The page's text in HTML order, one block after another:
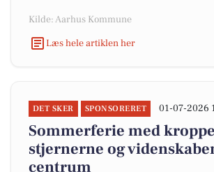
Kilde: Aarhus Kommune
Læs hele artiklen her
DET SKER SPONSORERET 01-07-2026
Sommerferie med
stjernerne og
centrum